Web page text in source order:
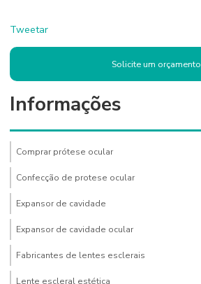
Tweetar
Solicite um orçamento
Informações
Comprar prótese ocular
Confecção de protese ocular
Expansor de cavidade
Expansor de cavidade ocular
Fabricantes de lentes esclerais
Lente escleral estética